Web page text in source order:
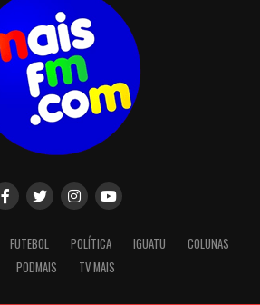
FUTEBOL POLÍTICA IGUATU
COLUNAS
PODMAIS
TV MAIS